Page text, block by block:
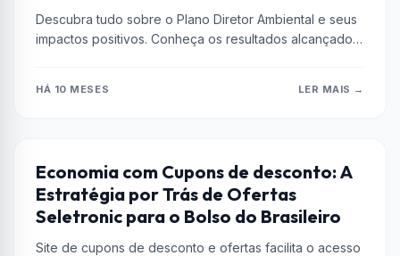
Descubra tudo sobre o Plano Diretor Ambiental e seus
impactos positivos. Conheça os resultados alcançados
HÁ 10 MESES LER MAIS →
ENCOMIA
Economia com Cupons de desconto: A
Estratégia por Trás de Ofertas
Seletronic para o Bolso do Brasileiro
Site de cupons de desconto e ofertas facilita o acesso